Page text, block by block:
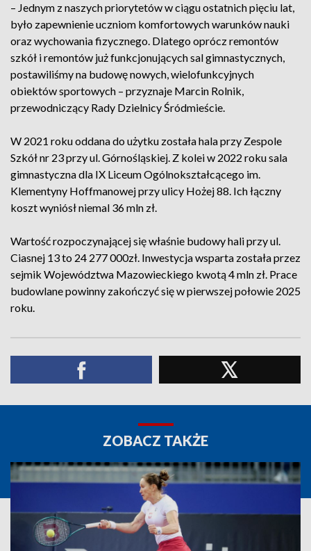
– Jednym z naszych priorytetów w ciągu ostatnich pięciu lat,
było zapewnienie uczniom komfortowych warunków nauki
oraz wychowania fizycznego. Dlatego oprócz remontów
szkół i remontów już funkcjonujących sal gimnastycznych,
postawiliśmy na budowę nowych, wielofunkcyjnych
obiektów sportowych – przyznaje Marcin Rolnik,
przewodniczący Rady Dzielnicy Śródmieście.
W 2021 roku oddana do użytku została hala przy Zespole
Szkół nr 23 przy ul. Górnośląskiej. Z kolei w 2022 roku sala
gimnastyczna dla IX Liceum Ogólnokształcącego im.
Klementyny Hoffmanowej przy ulicy Hożej 88. Ich łączny
koszt wyniósł niemal 36 mln zł.
Wartość rozpoczynającej się właśnie budowy hali przy ul.
Ciasnej 13 to 24 277 000zł. Inwestycja wsparta została przez
sejmik Województwa Mazowieckiego kwotą 4 mln zł. Prace
budowlane powinny zakończyć się w pierwszej połowie 2025
roku.
ZOBACZ TAKŻE